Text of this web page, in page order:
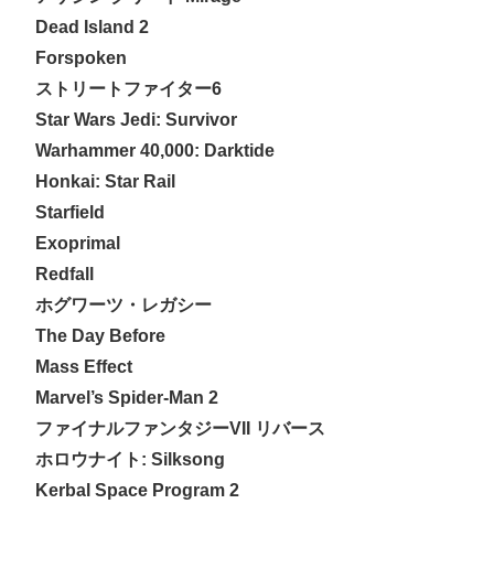
Dead Island 2
Forspoken
ストリートファイター6
Star Wars Jedi: Survivor
Warhammer 40,000: Darktide
Honkai: Star Rail
Starfield
Exoprimal
Redfall
ホグワーツ・レガシー
The Day Before
Mass Effect
Marvel’s Spider-Man 2
ファイナルファンタジーVII リバース
ホロウナイト: Silksong
Kerbal Space Program 2